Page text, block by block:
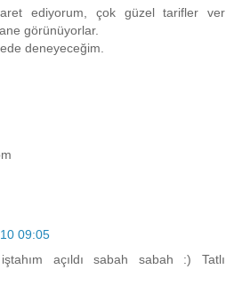
ediyorum, çok güzel tarifler ver
görünüyorlar.
deneyeceğim.
09:05
açıldı sabah sabah :) Tatlı